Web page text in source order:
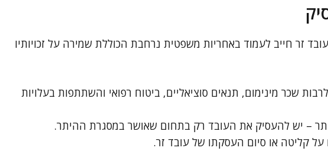
זר חייב לעמוד באחריות משפטית נרחבת הכוללת שמירה על זכויותיו
שכר מינימום, תנאים סוציאליים, ביטוח רפואי והשתתפות בעלויות
– יש להעסיק את העובד רק בתחום שאושר במסגרת ההיתר.
על קליטה או סיום העסקתו של עובד זר.